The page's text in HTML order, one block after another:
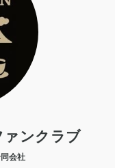
ンクラブ
会社